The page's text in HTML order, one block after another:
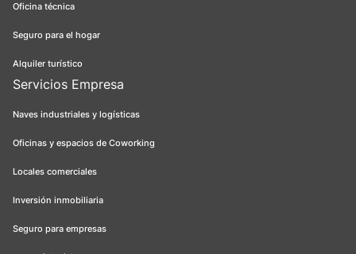
Oficina técnica
Seguro para el hogar
Alquiler turístico
Servicios Empresa
Naves industriales y logísticas
Oficinas y espacios de Coworking
Locales comerciales
Inversión inmobiliaria
Seguro para empresas